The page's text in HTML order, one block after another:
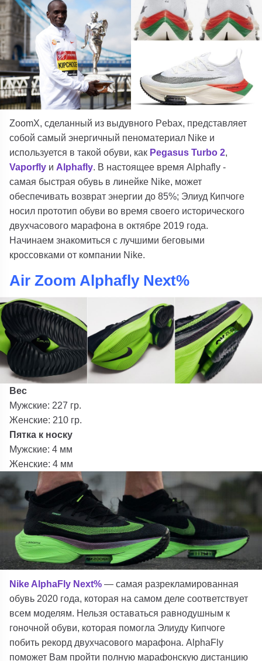
ZoomX, сделанный из выдувного Pebax, представляет
собой самый энергичный пеноматериал Nike и
используется в такой обуви, как Pegasus Turbo 2,
Vaporfly и Alphafly. В настоящее время Alphafly -
самая быстрая обувь в линейке Nike, может
обеспечивать возврат энергии до 85%; Элиуд Кипчоге
носил прототип обуви во время своего исторического
двухчасового марафона в октябре 2019 года.
Начинаем знакомиться с лучшими беговыми
кроссовками от компании Nike.
Air Zoom Alphafly Next%
Вес
Мужские: 227 гр.
Женские: 210 гр.
Пятка к носку
Мужские: 4 мм
Женские: 4 мм
Nike AlphaFly Next% — самая разрекламированная
обувь 2020 года, которая на самом деле соответствует
всем моделям. Нельзя оставаться равнодушным к
гоночной обуви, которая помогла Элиуду Кипчоге
побить рекорд двухчасового марафона. AlphaFly
поможет Вам пройти полную марафонскую дистанцию